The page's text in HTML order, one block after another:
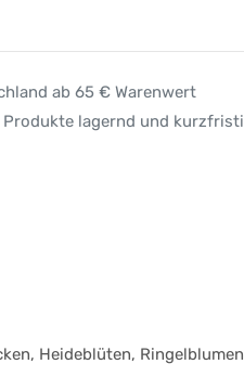
ab 65 € Warenwert
Produkte lagernd und
Heideblüten,